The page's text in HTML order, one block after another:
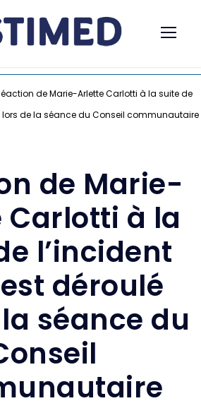
de Marie-Arlette Carlotti à la suite de
lors de la séance du Conseil communautaire
de Marie-
Carlotti à la
l’incident
déroulé
séance du